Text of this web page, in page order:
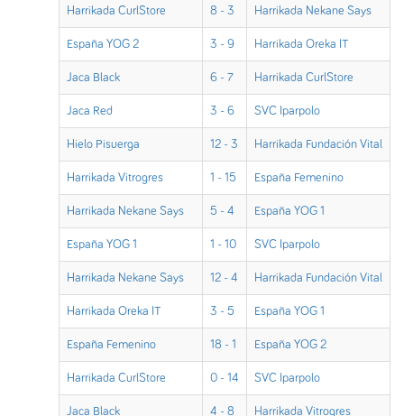
Harrikada CurlStore 8 - 3 Harrikada Nekane Says
España YOG 2 3 - 9 Harrikada Oreka IT
Jaca Black 6 - 7 Harrikada CurlStore
Jaca Red 3 - 6 SVC Iparpolo
Hielo Pisuerga 12 - 3 Harrikada Fundación Vital
Harrikada Vitrogres 1 - 15 España Femenino
Harrikada Nekane Says 5 - 4 España YOG 1
España YOG 1 1 - 10 SVC Iparpolo
Harrikada Nekane Says 12 - 4 Harrikada Fundación Vital
Harrikada Oreka IT 3 - 5 España YOG 1
España Femenino 18 - 1 España YOG 2
Harrikada CurlStore 0 - 14 SVC Iparpolo
Jaca Black 4 - 8 Harrikada Vitrogres